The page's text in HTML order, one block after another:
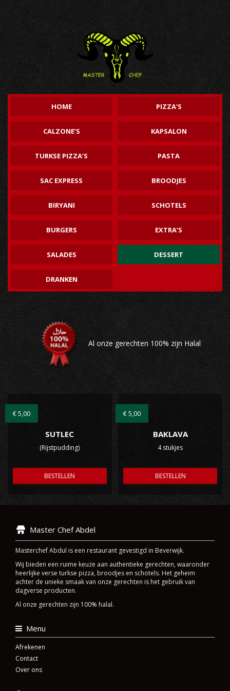
HOME PIZZA’S
CALZONE’S KAPSALON
TURKSE PIZZA’S PASTA
SAC EXPRESS BROODJES
BIRYANI SCHOTELS
BURGERS EXTRA’S
SALADES DESSERT
DRANKEN
Al onze gerechten 100% zijn Halal
SUTLEC
(Rijstpudding)
€ 5,00
BESTELLEN
BAKLAVA
4 stukjes
€ 5,00
BESTELLEN
Master Chef Abdel
Masterchef Abdul is een restaurant gevestigd in Beverwijk.
Wij bieden een ruime keuze aan authentieke gerechten, waaronder
heerlijke verse turkse pizza, broodjes en schotels. Het geheim
achter de unieke smaak van onze gerechten is het gebruik van
dagverse producten.
Al onze gerechten zijn 100% halal.
Menu
Afrekenen
Contact
Over ons